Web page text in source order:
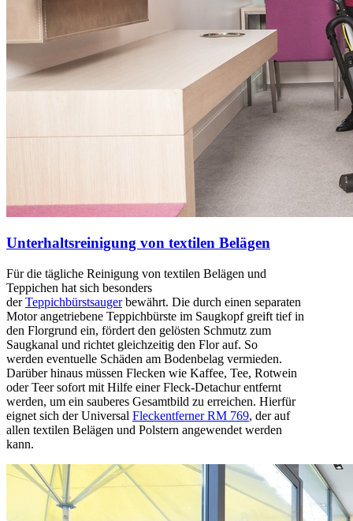
Unterhaltsreinigung von textilen Belägen
Für die tägliche Reinigung von textilen Belägen und
Teppichen hat sich besonders
derTeppichbürstsaugerbewährt. Die durch einen separaten
Motor angetriebene Teppichbürste im Saugkopf greift tief in
den Florgrund ein, fördert den gelösten Schmutz zum
Saugkanal und richtet gleichzeitig den Flor auf. So
werden eventuelle Schäden am Bodenbelag vermieden.
Darüber hinaus müssen Flecken wie Kaffee, Tee, Rotwein
oder Teer sofort mit Hilfe einer Fleck-Detachur entfernt
werden, um ein sauberes Gesamtbild zu erreichen. Hierfür
eignet sich der Universal Fleckentferner RM 769, der auf
allen textilen Belägen und Polstern angewendet werden
kann.